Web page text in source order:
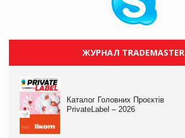
ЖУРНАЛ TRADEMASTER
Каталог Головних Проєктів
PrivateLabel – 2026